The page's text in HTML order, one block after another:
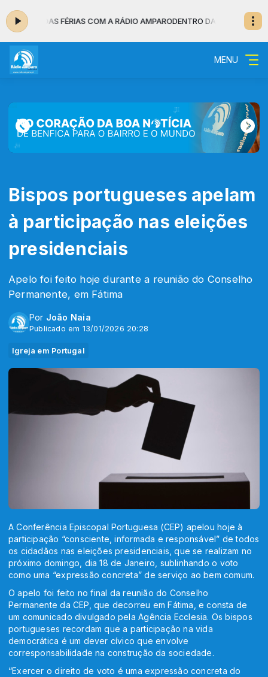
- BOAS FÉRIAS COM A RÁDIO AMPARODENTRO DA NOITE -
MENU
Bispos portugueses apelam
à participação nas eleições
presidenciais
Apelo foi feito hoje durante a reunião do Conselho
Permanente, em Fátima
Por João Naia
Publicado em 13/01/2026 20:28
Igreja em Portugal
A Conferência Episcopal Portuguesa (CEP) apelou hoje à
participação “consciente, informada e responsável” de todos
os cidadãos nas eleições presidenciais, que se realizam no
próximo domingo, dia 18 de Janeiro, sublinhando o voto
como uma “expressão concreta” de serviço ao bem comum.
O apelo foi feito no final da reunião do Conselho
Permanente da CEP, que decorreu em Fátima, e consta de
um comunicado divulgado pela Agência Ecclesia. Os bispos
portugueses recordam que a participação na vida
democrática é um dever cívico que envolve
corresponsabilidade na construção da sociedade.
“Exercer o direito de voto é uma expressão concreta do